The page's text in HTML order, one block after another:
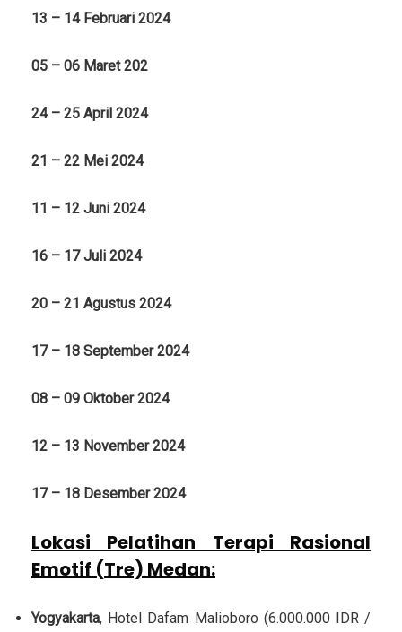
13 – 14 Februari 2024
05 – 06 Maret 202
24 – 25 April 2024
21 – 22 Mei 2024
11 – 12 Juni 2024
16 – 17 Juli 2024
20 – 21 Agustus 2024
17 – 18 September 2024
08 – 09 Oktober 2024
12 – 13 November 2024
17 – 18 Desember 2024
Lokasi Pelatihan Terapi Rasional
Emotif (Tre) Medan:
Yogyakarta, Hotel Dafam Malioboro (6.000.000 IDR /